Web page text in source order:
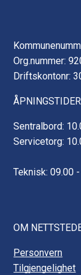
Org.nummer:
Driftskontonr:
ÅPNINGSTIDER
Sentralbord:
Servicetorg:
Teknisk: 09.00
OM
Personvern
Tilgjengelighet